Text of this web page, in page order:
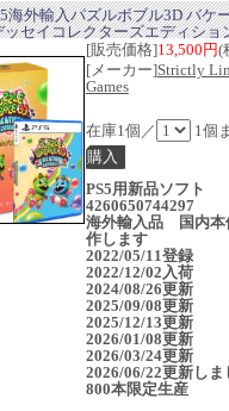
海外輸入パズルボブル3D バケ
ッセイコレクターズエディショ
[販売価格]13,500円(
[メーカー]Strictly
Games
在庫1個／ 1個
PS5用新品ソフト
4260650744297
海外輸入品 国内本
作します
2022/05/11登録
2022/12/02入荷
2024/08/26更新
2025/09/08更新
2025/12/13更新
2026/01/08更新
2026/03/24更新
2026/06/22更新しま
800本限定生産